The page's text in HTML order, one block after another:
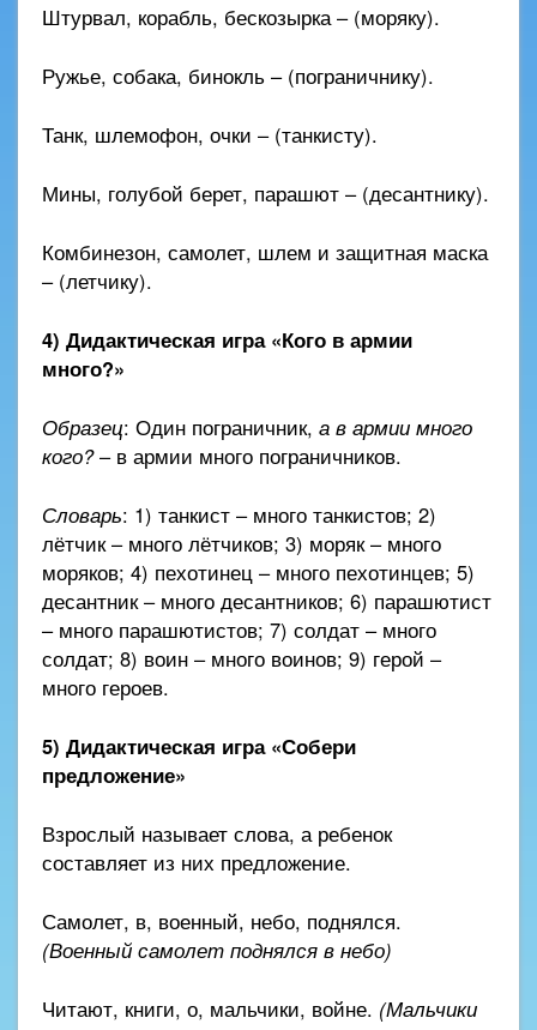
Штурвал, корабль, бескозырка – (моряку).
Ружье, собака, бинокль – (пограничнику).
Танк, шлемофон, очки – (танкисту).
Мины, голубой берет, парашют – (десантнику).
Комбинезон, самолет, шлем и защитная маска
– (летчику).
4) Дидактическая игра «Кого в армии
много?»
Образец: Один пограничник, а в армии много
кого?– в армии много пограничников.
Словарь: 1) танкист – много танкистов; 2)
лётчик – много лётчиков; 3) моряк – много
моряков; 4) пехотинец – много пехотинцев; 5)
десантник – много десантников; 6) парашютист
– много парашютистов; 7) солдат – много
солдат; 8) воин – много воинов; 9) герой –
много героев.
5) Дидактическая игра «Собери
предложение»
Взрослый называет слова, а ребенок
составляет из них предложение.
Самолет, в, военный, небо, поднялся.
(Военный самолет поднялся в небо)
Читают, книги, о, мальчики, войне. (Мальчики